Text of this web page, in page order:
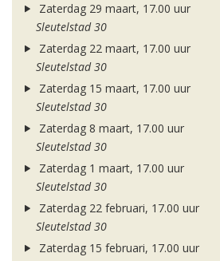
Zaterdag 29 maart, 17.00 uur
Sleutelstad 30
Zaterdag 22 maart, 17.00 uur
Sleutelstad 30
Zaterdag 15 maart, 17.00 uur
Sleutelstad 30
Zaterdag 8 maart, 17.00 uur
Sleutelstad 30
Zaterdag 1 maart, 17.00 uur
Sleutelstad 30
Zaterdag 22 februari, 17.00 uur
Sleutelstad 30
Zaterdag 15 februari, 17.00 uur